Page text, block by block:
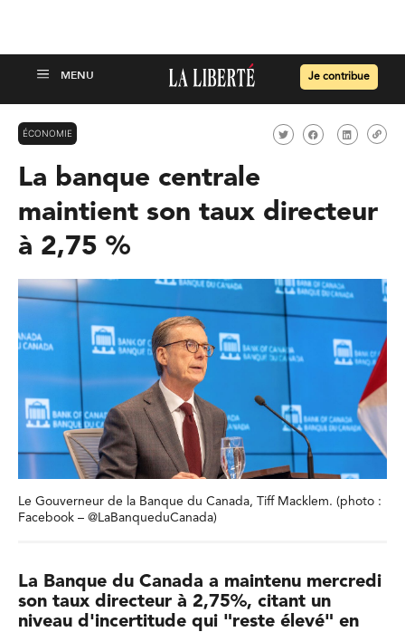
Je contribue
ÉCONOMIE
La banque centrale
maintient son taux directeur
à 2,75 %
Le Gouverneur de la Banque du Canada, Tiff Macklem. (photo :
Facebook – @LaBanqueduCanada)
La Banque du Canada a maintenu mercredi
son taux directeur à 2,75%, citant un
niveau d'incertitude qui "reste élevé" en